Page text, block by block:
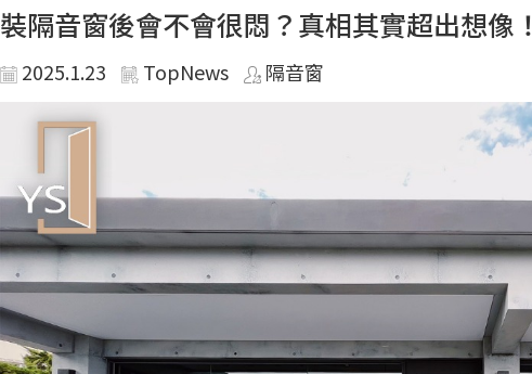
裝隔音窗後會不會很悶？真相其實超出想像！
2025.1.23 TopNews 隔音窗